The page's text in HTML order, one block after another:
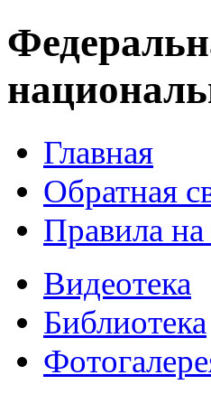
Главная
Обратная
Правила на
Видеотека
Библиотека